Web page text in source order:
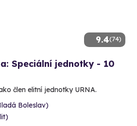
9.4(74)
Speciální jednotky - 10
člen elitní jednotky URNA.
Boleslav)